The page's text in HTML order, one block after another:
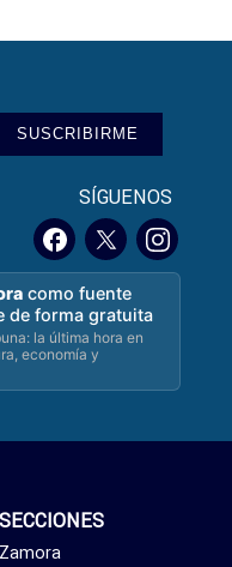
SUSCRIBIRME
SÍGUENOS
como fuente
de forma gratuita
la última hora en
economía y
SECCIONES
Zamora